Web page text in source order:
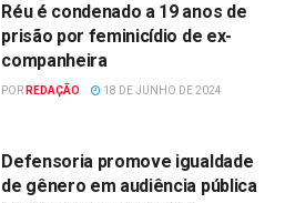
Réu é condenado a 19 anos de
prisão por feminicídio de ex-
companheira
POR REDAÇÃO 18 DE JUNHO DE 2024
Defensoria promove igualdade
de gênero em audiência pública